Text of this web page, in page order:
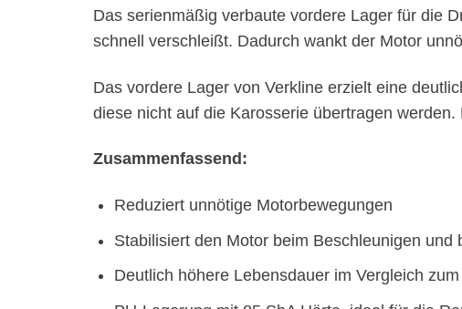
Das serienmäßig verbaute vordere Lager für die
schnell verschleißt. Dadurch wankt der Motor
Das vordere Lager von Verkline erzielt eine
diese nicht auf die Karosserie übertragen
Zusammenfassend:
Reduziert unnötige Motorbewegungen
Stabilisiert den Motor beim Beschleunigen und
Deutlich höhere Lebensdauer im Vergleich